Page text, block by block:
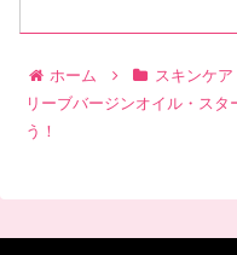
ホーム スキンケア
リーブバージンオイル・ス
う！